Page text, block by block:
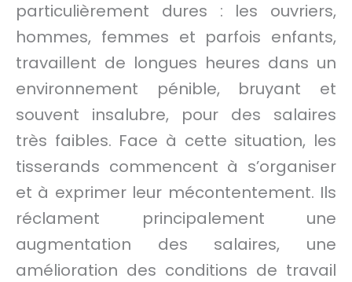
particulièrement dures : les ouvriers,
hommes, femmes et parfois enfants,
travaillent de longues heures dans un
environnement pénible, bruyant et
souvent insalubre, pour des salaires
très faibles. Face à cette situation, les
tisserands commencent à s’organiser
et à exprimer leur mécontentement. Ils
réclament principalement une
augmentation des salaires, une
amélioration des conditions de travail